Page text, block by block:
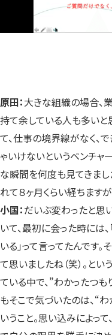
原田：大きな組織の場合、
持て余している人も多いと
て、仕事の境界線がなく、
ゃいけないというベンチャ
な瞬間を何度も見てきま
れて８ヶ月くらい経ちます
小国：だいぶ変わったと思
いて、最初に会った時には
いる」って言ってたんです
て思いましたね（笑）。と
ている中で、”わかったつも
もそこで気づいたのは、“
いうこと。思い込みによっ